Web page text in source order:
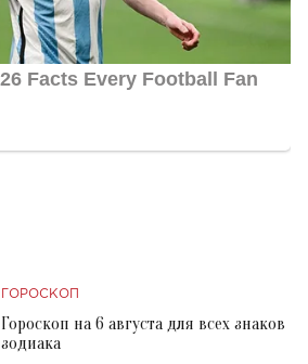
ГОРОСКОП
Гороскоп на 6 августа для всех знаков
зодиака